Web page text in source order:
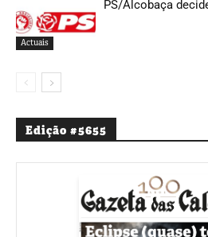
Actuais
PS/Alcobaça
Edição #5655